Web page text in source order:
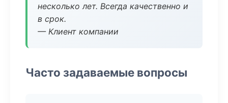
несколько лет. Всегда качественно и
в срок.
— Клиент компании
Часто задаваемые вопросы